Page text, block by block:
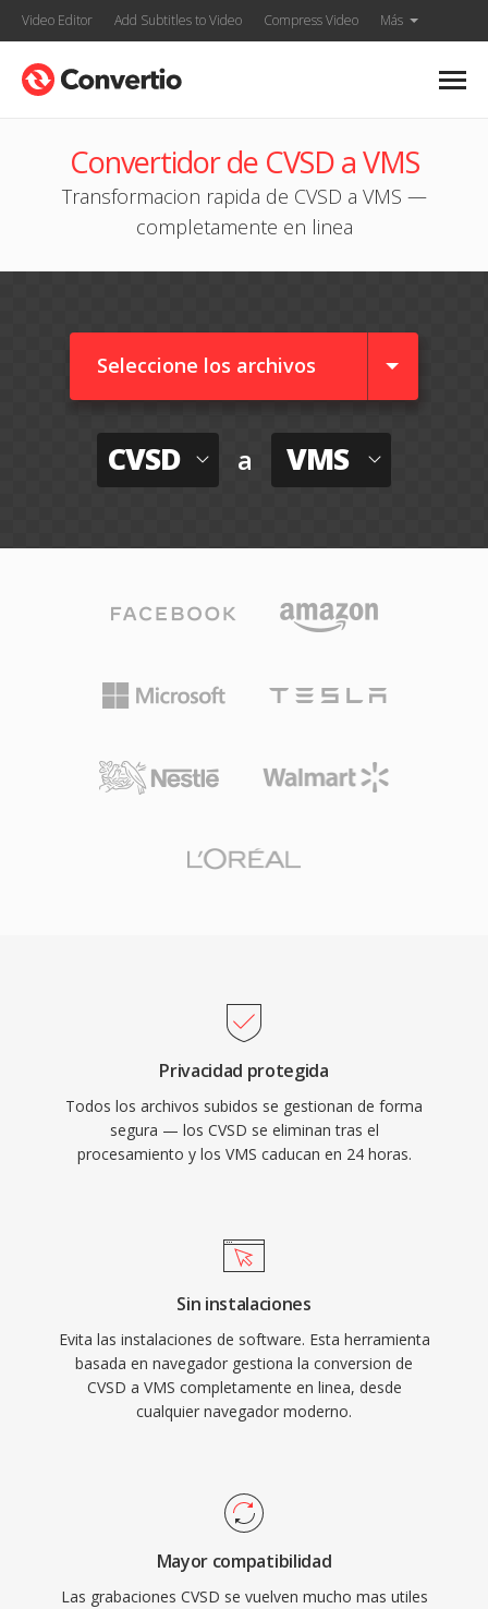
Video Editor Add Subtitles to Video Compress Video Más
Convertidor de CVSD a VMS
Transformacion rapida de CVSD a VMS —
completamente en linea
Seleccione los archivos
CVSD a VMS
Privacidad protegida
Todos los archivos subidos se gestionan de forma
segura — los CVSD se eliminan tras el
procesamiento y los VMS caducan en 24 horas.
Sin instalaciones
Evita las instalaciones de software. Esta herramienta
basada en navegador gestiona la conversion de
CVSD a VMS completamente en linea, desde
cualquier navegador moderno.
Mayor compatibilidad
Las grabaciones CVSD se vuelven mucho mas utiles